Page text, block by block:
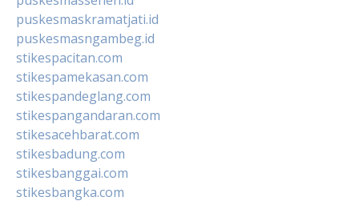
puskesmaskramatjati.id
puskesmasngambeg.id
stikespacitan.com
stikespamekasan.com
stikespandeglang.com
stikespangandaran.com
stikesacehbarat.com
stikesbadung.com
stikesbanggai.com
stikesbangka.com